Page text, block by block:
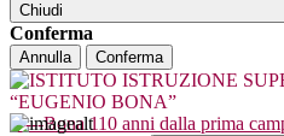
Chiudi
Conferma
Annulla Conferma
----Bona 110 anni dalla prima